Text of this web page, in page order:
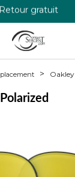
4 79 24 76 84
Oakley